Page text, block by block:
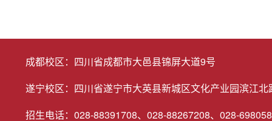
成都校区：四川省成都市大邑县锦屏大道9号
遂宁校区：四川省遂宁市大英县新城区文化产业园滨江北
招生电话：028-88391708、028-88267208、028-